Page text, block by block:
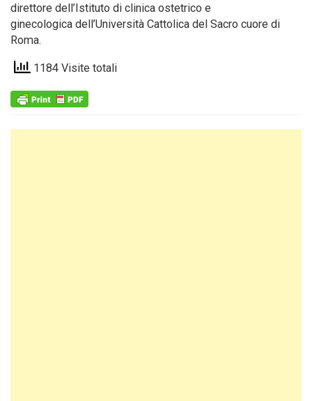
direttore dell’Istituto di clinica ostetrico e
ginecologica dell’Università Cattolica del Sacro cuore di
Roma.
1184 Visite totali